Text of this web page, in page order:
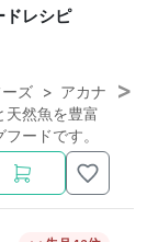
ドレシピ
ズ > アカナ
天然魚を豊富
ードです。